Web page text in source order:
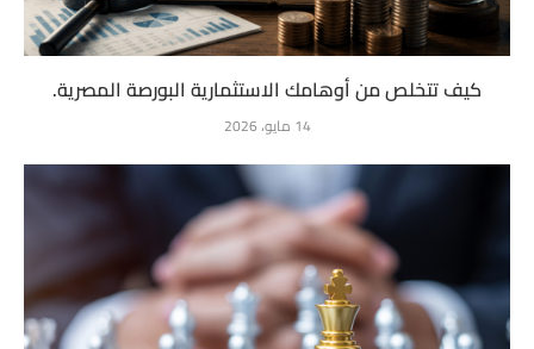
كيف تتخلص من أوهامك الاستثمارية البورصة المصرية.
14 مايو، 2026